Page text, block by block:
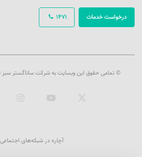
1471 درخواست خدمات
© تمامی حقوق این وبسایت به شرکت ساناگستر سبز
یوتیوب
آچاره در شبکه‌های اجتماعی